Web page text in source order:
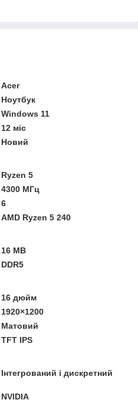
Acer
Ноутбук
Windows 11
12 міс
Новий
Ryzen 5
4300 МГц
6
AMD Ryzen 5 240
16 MB
DDR5
16 дюйм
1920×1200
Матовий
TFT IPS
Інтегрований і дискретний
NVIDIA